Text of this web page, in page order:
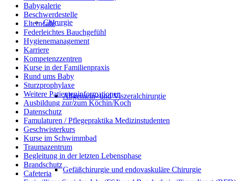
Chirurgie
Allgemein- und Viszeralchirurgie
Gefäßchirurgie und endovaskuläre Chirurgie
Babygalerie
Beschwerdestelle
Elterncafé
Federleichtes Bauchgefühl
Hygienemanagement
Karriere
Kompetenzzentren
Kurse in der Familienpraxis
Rund ums Baby
Sturzprophylaxe
Weitere Patienteninformationen
Ausbildung zur/zum Köchin/Koch
Datenschutz
Famulaturen / Pflegepraktika Medizinstudenten
Geschwisterkurs
Kurse im Schwimmbad
Traumazentrum
Begleitung in der letzten Lebensphase
Brandschutz
Cafeteria